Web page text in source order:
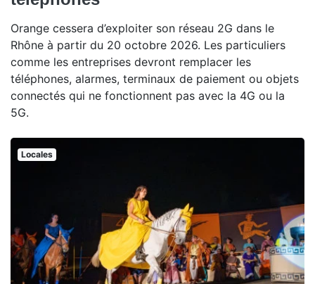
Orange cessera d’exploiter son réseau 2G dans le
Rhône à partir du 20 octobre 2026. Les particuliers
comme les entreprises devront remplacer les
téléphones, alarmes, terminaux de paiement ou objets
connectés qui ne fonctionnent pas avec la 4G ou la
5G.
Locales